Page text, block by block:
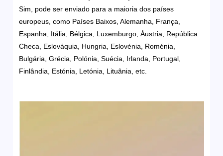
Sim, pode ser enviado para a maioria dos países
europeus, como Países Baixos, Alemanha, França,
Espanha, Itália, Bélgica, Luxemburgo, Áustria, República
Checa, Eslováquia, Hungria, Eslovénia, Roménia,
Bulgária, Grécia, Polónia, Suécia, Irlanda, Portugal,
Finlândia, Estónia, Letónia, Lituânia, etc.